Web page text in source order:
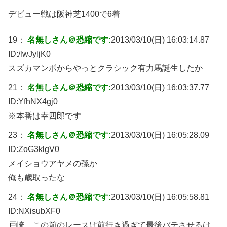
デビュー戦は阪神芝1400で6着
19： 名無しさん＠恐縮です:2013/03/10(日) 16:03:14.87
ID:/lwJyljK0
スズカマンボからやっとクラシック有力馬誕生したか
21： 名無しさん＠恐縮です:2013/03/10(日) 16:03:37.77
ID:YfhNX4gj0
※本番は幸四郎です
23： 名無しさん＠恐縮です:2013/03/10(日) 16:05:28.09
ID:ZoG3klgV0
メイショウアヤメの孫か
俺も歳取ったな
24： 名無しさん＠恐縮です:2013/03/10(日) 16:05:58.81
ID:NXisubXF0
戸崎、この前のレースは前行き過ぎて最後バテさせるは、